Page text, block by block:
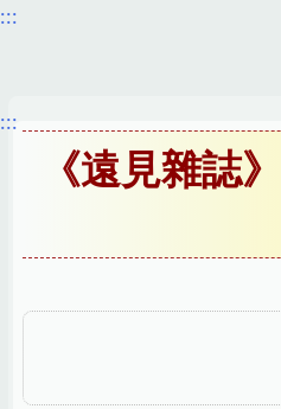
跳
要
:::
:::
《遠見雜誌